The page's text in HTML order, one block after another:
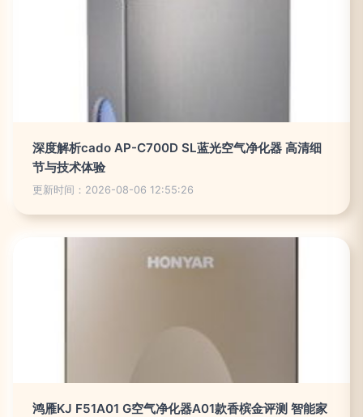
深度解析cado AP-C700D SL蓝光空气净化器 高清细
节与技术体验
更新时间：2026-08-06 12:55:26
鸿雁KJ F51A01 G空气净化器A01款香槟金评测 智能家